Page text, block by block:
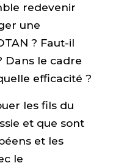
redevenir
une
? Faut-il
Dans le cadre
efficacité ?
les fils du
et que sont
et les
le